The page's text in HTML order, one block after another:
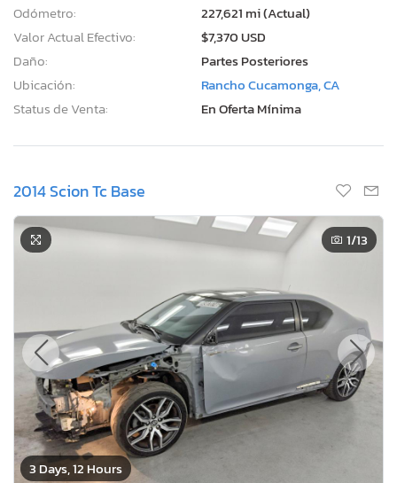
Odómetro:
227,621 mi (Actual)
Valor Actual Efectivo:
$7,370 USD
Daño:
Partes Posteriores
Ubicación:
Rancho Cucamonga, CA
Status de Venta:
En Oferta Mínima
2014 Scion Tc Base
3 Days, 12 Hours
1/13